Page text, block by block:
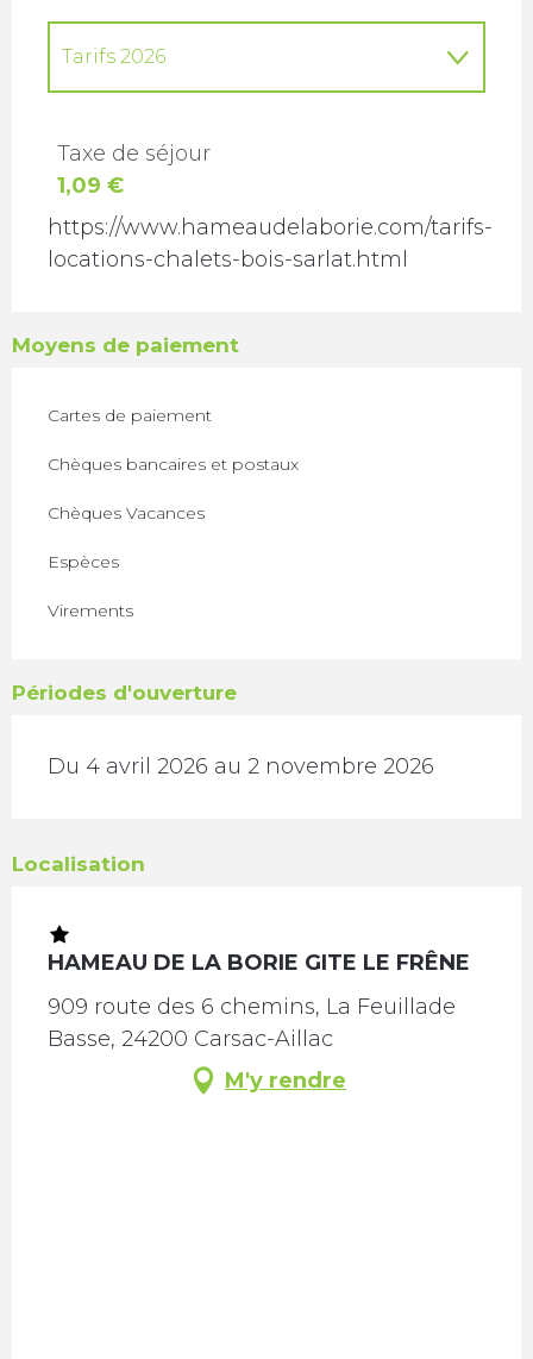
Tarifs 2026
Tarifs 2027
Taxe de séjour
1,09 €
https://www.hameaudelaborie.com/tarifs-
locations-chalets-bois-sarlat.html
Moyens de paiement
Cartes de paiement
Chèques bancaires et postaux
Chèques Vacances
Espèces
Virements
Périodes d'ouverture
Du 4 avril 2026 au 2 novembre 2026
Localisation
HAMEAU DE LA BORIE GITE LE FRÊNE
909 route des 6 chemins, La Feuillade
Basse, 24200 Carsac-Aillac
M'y rendre